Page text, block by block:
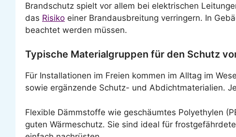
Brandschutz spielt vor allem bei elektrischen
das Risiko einer Brandausbreitung verringern. In
beachtet werden müssen.
Typische Materialgruppen für den Schutz
Für Installationen im Freien kommen im Alltag im
sowie ergänzende Schutz- und Abdichtmaterialien.
Flexible Dämmstoffe wie geschäumtes Polyethylen
guten Wärmeschutz. Sie sind ideal für